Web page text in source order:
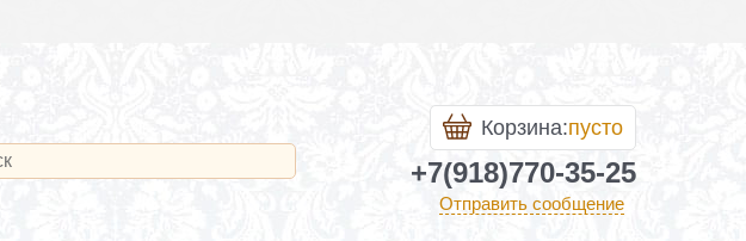
Корзина:пусто
+7(918)770-35-25
Отправить сообщение